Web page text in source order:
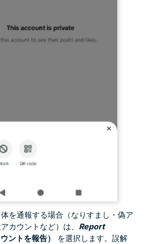
を通報する場合（なりすまし・偽ア
カウントなど）は、 Report
ントを報告）
を選択します。誤解